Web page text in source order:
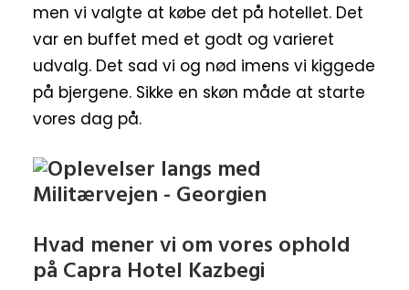
men vi valgte at købe det på hotellet. Det
var en buffet med et godt og varieret
udvalg. Det sad vi og nød imens vi kiggede
på bjergene. Sikke en skøn måde at starte
vores dag på.
Hvad mener vi om vores ophold
på Capra Hotel Kazbegi